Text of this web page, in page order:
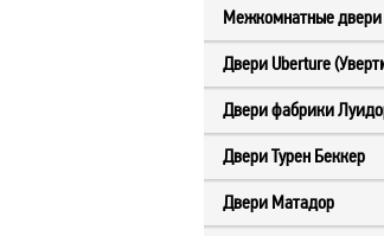
Межкомнатные двери
Двери Uberture
Двери фабрики
Двери Турен Беккер
Двери Матадор